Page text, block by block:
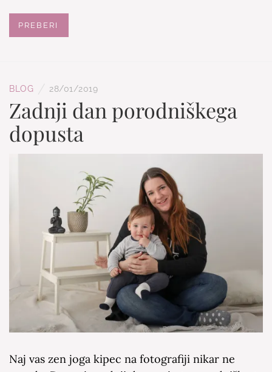
PREBERI
BLOG 28/01/2019
Zadnji dan porodniškega
dopusta
Naj vas zen joga kipec na fotografiji nikar ne